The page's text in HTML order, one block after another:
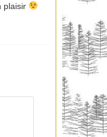
plaisir